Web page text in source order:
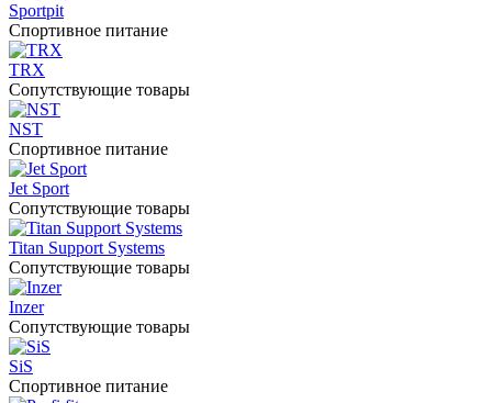
Sportpit
Спортивное питание
TRX
Сопутствующие товары
NST
Спортивное питание
Jet Sport
Сопутствующие товары
Titan Support Systems
Сопутствующие товары
Inzer
Сопутствующие товары
SiS
Спортивное питание